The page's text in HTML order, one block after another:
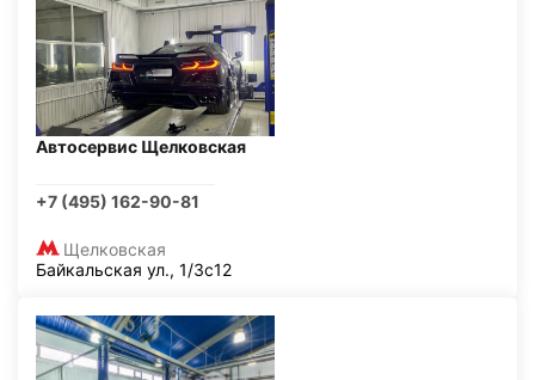
Автосервис Щелковская
+7 (495) 162-90-81
Щелковская
Байкальская ул., 1/3с12